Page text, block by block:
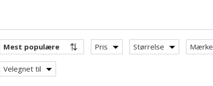
Pris Størrelse Mærke
Velegnet til